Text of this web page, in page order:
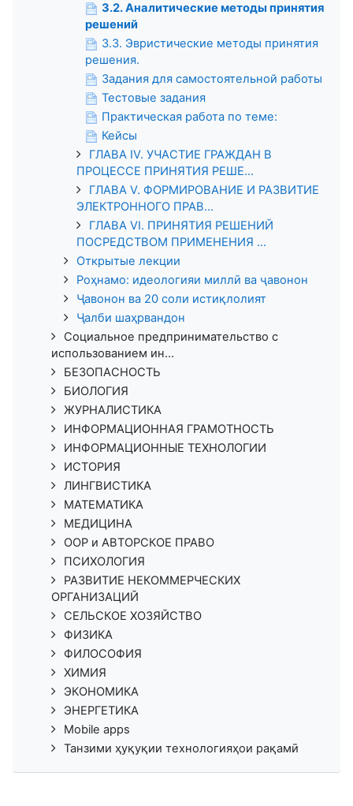
3.2. Аналитические методы принятия
решений
3.3. Эвристические методы принятия
решения.
Задания для самостоятельной работы
Тестовые задания
Практическая работа по теме:
Кейсы
ГЛАВА IV. УЧАСТИЕ ГРАЖДАН В
ПРОЦЕССЕ ПРИНЯТИЯ РЕШЕ...
ГЛАВА V. ФОРМИРОВАНИЕ И РАЗВИТИЕ
ЭЛЕКТРОННОГО ПРАВ...
ГЛАВА VI. ПРИНЯТИЯ РЕШЕНИЙ
ПОСРЕДСТВОМ ПРИМЕНЕНИЯ ...
Открытые лекции
Роҳнамо: идеологияи миллӣ ва ҷавонон
Ҷавонон ва 20 соли истиқлолият
Ҷалби шаҳрвандон
Социальное предпринимательство с
использованием ин...
БЕЗОПАСНОСТЬ
БИОЛОГИЯ
ЖУРНАЛИСТИКА
ИНФОРМАЦИОННАЯ ГРАМОТНОСТЬ
ИНФОРМАЦИОННЫЕ ТЕХНОЛОГИИ
ИСТОРИЯ
ЛИНГВИСТИКА
МАТЕМАТИКА
МЕДИЦИНА
ООР и АВТОРСКОЕ ПРАВО
ПСИХОЛОГИЯ
РАЗВИТИЕ НЕКОММЕРЧЕСКИХ
ОРГАНИЗАЦИЙ
СЕЛЬСКОЕ ХОЗЯЙСТВО
ФИЗИКА
ФИЛОСОФИЯ
ХИМИЯ
ЭКОНОМИКА
ЭНЕРГЕТИКА
Mobile apps
Танзими ҳуқуқии технологияҳои рақамӣ